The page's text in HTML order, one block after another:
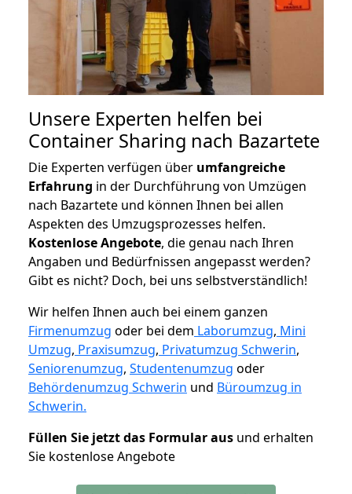
Unsere Experten helfen bei
Container Sharing nach Bazartete
Die Experten verfügen über umfangreiche
Erfahrung in der Durchführung von Umzügen
nach Bazartete und können Ihnen bei allen
Aspekten des Umzugsprozesses helfen.
Kostenlose Angebote, die genau nach Ihren
Angaben und Bedürfnissen angepasst werden?
Gibt es nicht? Doch, bei uns selbstverständlich!
Wir helfen Ihnen auch bei einem ganzen
Firmenumzug oder bei dem Laborumzug, Mini
Umzug, Praxisumzug, Privatumzug Schwerin,
Seniorenumzug, Studentenumzug oder
Behördenumzug Schwerin und Büroumzug in
Schwerin.
Füllen Sie jetzt das Formular aus und erhalten
Sie kostenlose Angebote